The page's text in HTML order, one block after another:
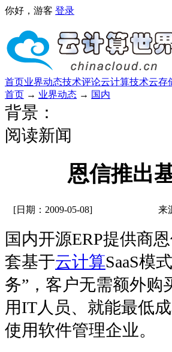
你好，游客 登录
首页业界动态技术评论云计算技术云存
首页 → 业界动态 → 国内
背景：
阅读新闻
恩信推出
[日期：2009-05-08] 来
国内开源ERP提供商
套基于云计算SaaS模
务”，客户无需额外购
用IT人员、就能最低
使用软件管理企业。